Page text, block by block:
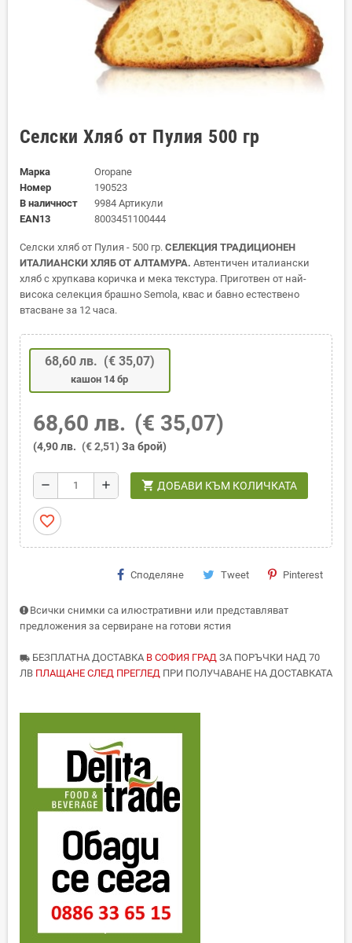
Селски Хляб от Пулия 500 гр
Марка
Oropane
Номер
190523
В наличност
9984 Артикули
EAN13
8003451100444
Селски хляб от Пулия - 500 гр. СЕЛЕКЦИЯ ТРАДИЦИОНЕН
ИТАЛИАНСКИ ХЛЯБ ОТ АЛТАМУРА. Автентичен италиански
хляб с хрупкава коричка и мека текстура. Приготвен от най‐
висока селекция брашно Semola, квас и бавно естествено
втасване за 12 часа.
68,60 лв. (€ 35,07)
кашон 14 бр
68,60 лв. (€ 35,07)
(4,90 лв. (€ 2,51) За брой)
remove add shopping_cart ДОБАВИ КЪМ КОЛИЧКАТА
favorite_border
Споделяне Tweet Pinterest
Всички снимки са илюстративни или представляват
предложения за сервиране на готови ястия
local_shipping БЕЗПЛАТНА ДОСТАВКА В СОФИЯ ГРАД ЗА ПОРЪЧКИ НАД 70
ЛВ ПЛАЩАНЕ СЛЕД ПРЕГЛЕД ПРИ ПОЛУЧАВАНЕ НА ДОСТАВКАТА